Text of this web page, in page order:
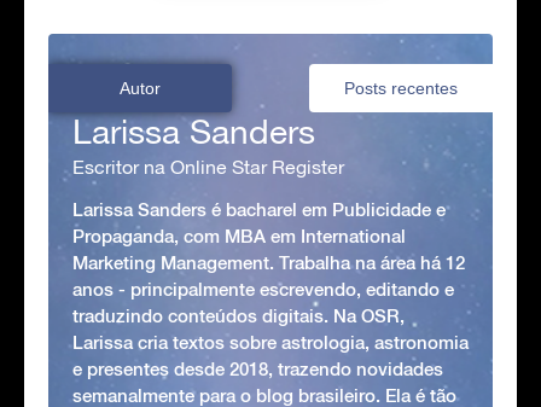
Autor Posts recentes
Larissa Sanders
Escritor na Online Star Register
Larissa Sanders é bacharel em Publicidade e
Propaganda, com MBA em International
Marketing Management. Trabalha na área há 12
anos - principalmente escrevendo, editando e
traduzindo conteúdos digitais. Na OSR,
Larissa cria textos sobre astrologia, astronomia
e presentes desde 2018, trazendo novidades
semanalmente para o blog brasileiro. Ela é tão